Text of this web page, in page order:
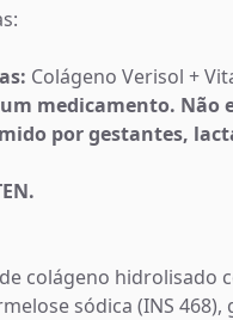
Colágeno Verisol +
medicamento. Não
por gestantes,
colágeno hidrolisado
sódica (INS